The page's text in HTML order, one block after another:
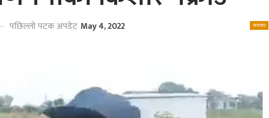
समाचार
पछिल्लो पटक अपडेट May 4, 2022